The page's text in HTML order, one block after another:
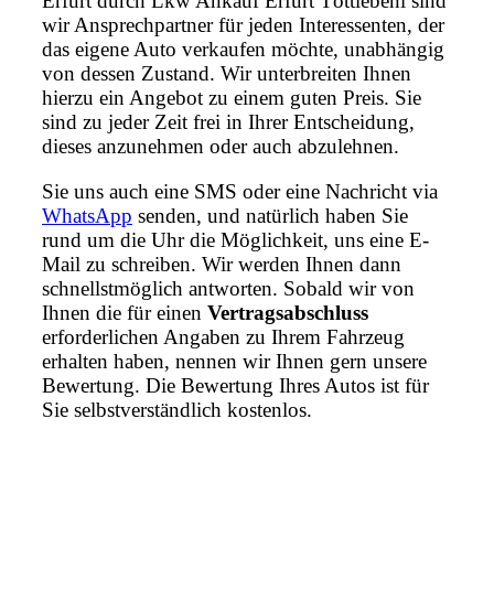
wir Ansprechpartner für jeden Interessenten, der
das eigene Auto verkaufen möchte, unabhängig
von dessen Zustand. Wir unterbreiten Ihnen
hierzu ein Angebot zu einem guten Preis. Sie
sind zu jeder Zeit frei in Ihrer Entscheidung,
dieses anzunehmen oder auch abzulehnen.
Sie uns auch eine SMS oder eine Nachricht via
WhatsApp senden, und natürlich haben Sie
rund um die Uhr die Möglichkeit, uns eine E-
Mail zu schreiben. Wir werden Ihnen dann
schnellstmöglich antworten. Sobald wir von
Ihnen die für einen Vertragsabschluss
erforderlichen Angaben zu Ihrem Fahrzeug
erhalten haben, nennen wir Ihnen gern unsere
Bewertung. Die Bewertung Ihres Autos ist für
Sie selbstverständlich kostenlos.